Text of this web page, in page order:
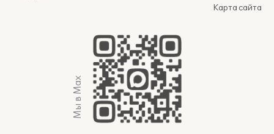
Карта сайта
Мы в Max